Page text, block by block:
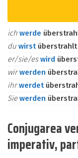
ich werde
du wirst überstrahlt
er/sie/eswird
wirwerden
ihrwerdet
Siewerden
Conjugarea
imperativ,